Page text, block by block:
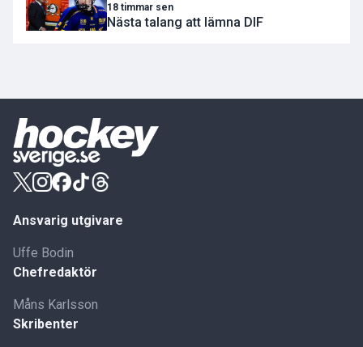
18 timmar sen
Nästa talang att lämna DIF
Ansvarig utgivare
Uffe Bodin
Chefredaktör
Måns Karlsson
Skribenter